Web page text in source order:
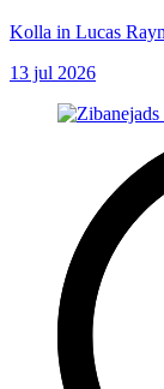
Kolla in Lucas
13 jul 2026